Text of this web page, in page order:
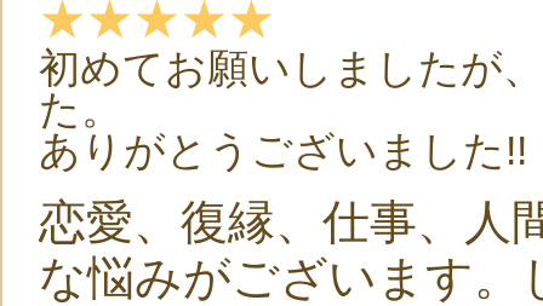
★★★★★
初めてお願いしましたが
た。
ありがとうございました!!
恋愛、復縁、仕事、人
な悩みがございます